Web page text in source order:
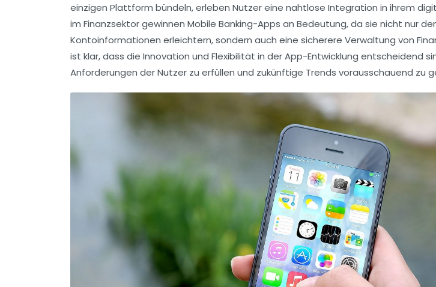
einzigen Plattform bündeln, erleben Nutzer eine nahtlose Integration in ihrem
im Finanzsektor gewinnen Mobile Banking-Apps an Bedeutung, da sie nicht nur
Kontoinformationen erleichtern, sondern auch eine sicherere Verwaltung von
ist klar, dass die Innovation und Flexibilität in derApp-Entwicklung entscheidend
Anforderungen der Nutzer zu erfüllen und zukünftige Trends vorausschauend zu